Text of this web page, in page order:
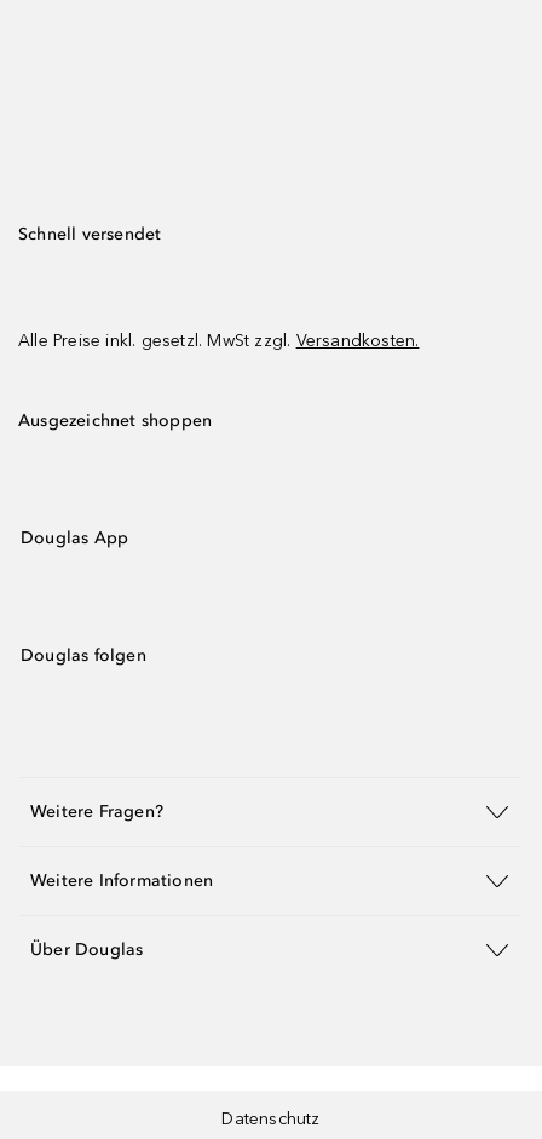
Schnell versendet
Alle Preise inkl. gesetzl. MwSt zzgl. Versandkosten.
Ausgezeichnet shoppen
Douglas App
Douglas folgen
Weitere Fragen?
Weitere Informationen
Über Douglas
Datenschutz